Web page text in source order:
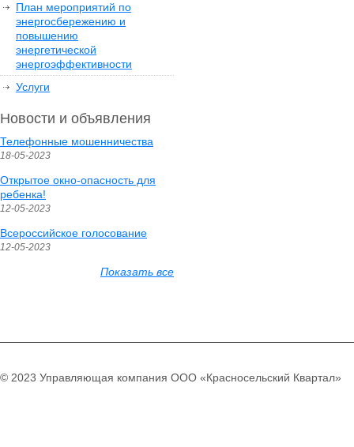
План мероприятий по
энергосбережению и
повышению
энергетической
энергоэффективности
Услуги
Новости и объявления
Телефонные мошенничества
18-05-2023
Открытое окно-опасность для
ребенка!
12-05-2023
Всероссийское голосование
12-05-2023
Показать все
© 2023 Управляющая компания ООО «Красносельский Квартал»